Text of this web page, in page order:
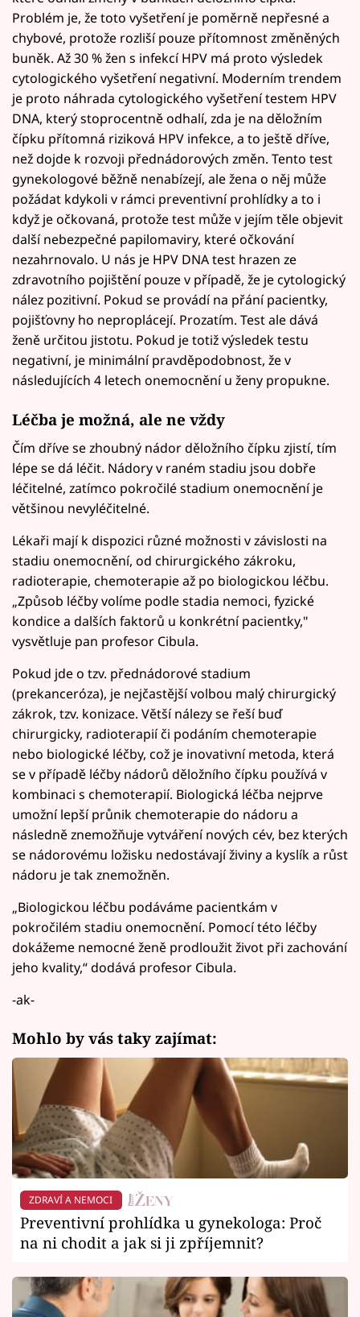
Problém je, že toto vyšetření je poměrně nepřesné a
chybové, protože rozliší pouze přítomnost změněných
buněk. Až 30 % žen s infekcí HPV má proto výsledek
cytologického vyšetření negativní. Moderním trendem
je proto náhrada cytologického vyšetření testem HPV
DNA, který stoprocentně odhalí, zda je na děložním
čípku přítomná riziková HPV infekce, a to ještě dříve,
než dojde k rozvoji přednádorových změn. Tento test
gynekologové běžně nenabízejí, ale žena o něj může
požádat kdykoli v rámci preventivní prohlídky a to i
když je očkovaná, protože test může v jejím těle objevit
další nebezpečné papilomaviry, které očkování
nezahrnovalo. U nás je HPV DNA test hrazen ze
zdravotního pojištění pouze v případě, že je cytologický
nález pozitivní. Pokud se provádí na přání pacientky,
pojišťovny ho neproplácejí. Prozatím. Test ale dává
ženě určitou jistotu. Pokud je totiž výsledek testu
negativní, je minimální pravděpodobnost, že v
následujících 4 letech onemocnění u ženy propukne.
Léčba je možná, ale ne vždy
Čím dříve se zhoubný nádor děložního čípku zjistí, tím
lépe se dá léčit. Nádory v raném stadiu jsou dobře
léčitelné, zatímco pokročilé stadium onemocnění je
většinou nevyléčitelné.
Lékaři mají k dispozici různé možnosti v závislosti na
stadiu onemocnění, od chirurgického zákroku,
radioterapie, chemoterapie až po biologickou léčbu.
„Způsob léčby volíme podle stadia nemoci, fyzické
kondice a dalších faktorů u konkrétní pacientky,"
vysvětluje pan profesor Cibula.
Pokud jde o tzv. přednádorové stadium
(prekanceróza), je nejčastější volbou malý chirurgický
zákrok, tzv. konizace. Větší nálezy se řeší buď
chirurgicky, radioterapií či podáním chemoterapie
nebo biologické léčby, což je inovativní metoda, která
se v případě léčby nádorů děložního čípku používá v
kombinaci s chemoterapií. Biologická léčba nejprve
umožní lepší průnik chemoterapie do nádoru a
následně znemožňuje vytváření nových cév, bez kterých
se nádorovému ložisku nedostávají živiny a kyslík a růst
nádoru je tak znemožněn.
„Biologickou léčbu podáváme pacientkám v
pokročilém stadiu onemocnění. Pomocí této léčby
dokážeme nemocné ženě prodloužit život při zachování
jeho kvality,“ dodává profesor Cibula.
-ak-
Mohlo by vás taky zajímat:
ZDRAVÍ A NEMOCI
Preventivní prohlídka u gynekologa: Proč
na ni chodit a jak si ji zpříjemnit?